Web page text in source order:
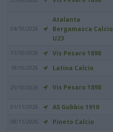
04/10/2026
Atalanta
Bergamasca Calcio
U23
11/10/2026 Vis Pesaro 1898
18/10/2026 Latina Calcio
25/10/2026 Vis Pesaro 1898
01/11/2026 AS Gubbio 1910
08/11/2026 Pineto Calcio